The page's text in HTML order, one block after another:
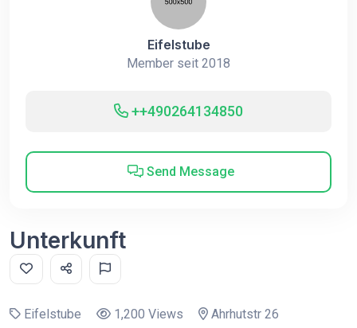
Eifelstube
Member seit 2018
++490264134850
Send Message
Unterkunft
Eifelstube 1,200 Views Ahrhutstr 26